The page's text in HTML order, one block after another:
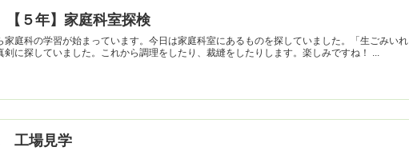
５年】家庭科室探検
家庭科の学習が始まっています。今日は家庭科室にあるものを探していました。「生ごみいれ
工場見学